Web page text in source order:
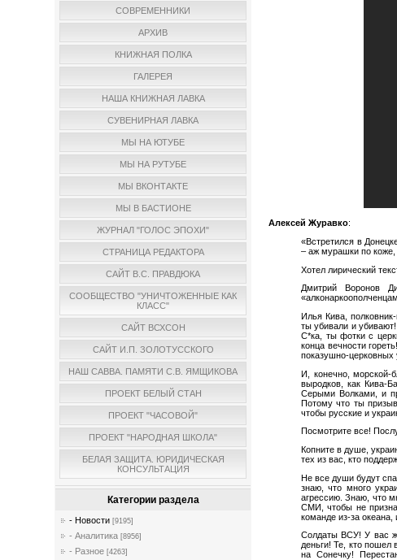
СОВРЕМЕННИКИ
АРХИВ
КНИЖНАЯ ПОЛКА
ГАЛЕРЕЯ
НАША КНИЖНАЯ ЛАВКА
СУВЕНИРНАЯ ЛАВКА
МЫ НА ЮТУБЕ
МЫ НА РУТУБЕ
МЫ ВКОНТАКТЕ
МЫ В БАСТИОНЕ
ЖУРНАЛ "ГОЛОС ЭПОХИ"
СТРАНИЦА РЕДАКТОРА
САЙТ В.С. ПРАВДЮКА
СООБЩЕСТВО "УНИЧТОЖЕННЫЕ КАК
КЛАСС"
САЙТ ВСХСОН
САЙТ И.П. ЗОЛОТУССКОГО
НАШ САВВА. ПАМЯТИ С.В. ЯМЩИКОВА
ПРОЕКТ БЕЛЫЙ СТАН
ПРОЕКТ "ЧАСОВОЙ"
ПРОЕКТ "НАРОДНАЯ ШКОЛА"
БЕЛАЯ ЗАЩИТА. ЮРИДИЧЕСКАЯ
КОНСУЛЬТАЦИЯ
Категории раздела
- Новости [9195]
- Аналитика [8956]
- Разное [4263]
Алексей Журавко:
«Встретился в
– аж мурашки по коже,
Хотел лирический
Дмитрий Воронов
Илья Кива,
ты убивали и
С*ка, ты фотки с
конца вечности
показушно-церковных
И, конечно, морской-
выродков, как Кива-
Серыми Волками, и
Потому что ты
чтобы русские и
Посмотрите все!
Копните в душе,
тех из вас, кто
Не все души будут
знаю, что много
агрессию. Знаю, что
СМИ, чтобы не
команде из-за океана,
Солдаты ВСУ! У вас
деньги! Те, кто пошел
на Сонечку!